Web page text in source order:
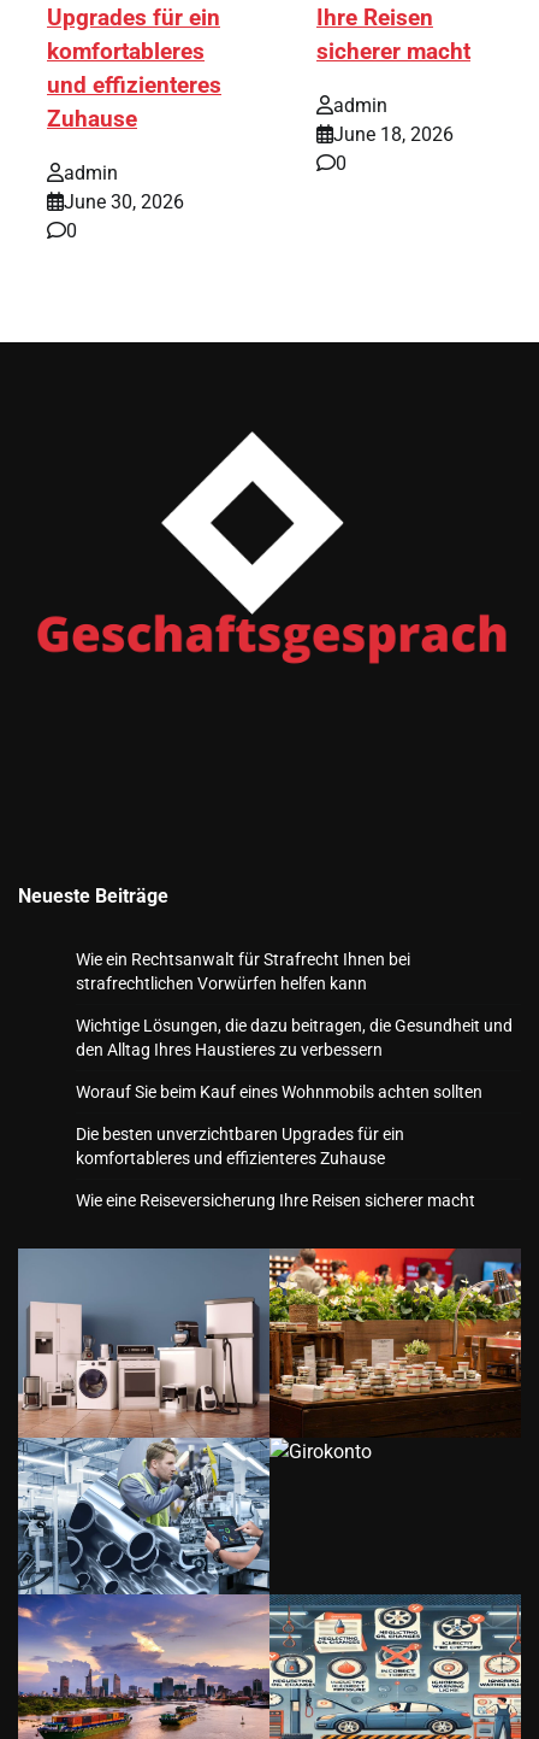
Upgrades für ein
komfortableres
und effizienteres
Zuhause
admin
June 30, 2026
0
Ihre Reisen
sicherer macht
admin
June 18, 2026
0
Neueste Beiträge
Wie ein Rechtsanwalt für Strafrecht Ihnen bei
strafrechtlichen Vorwürfen helfen kann
Wichtige Lösungen, die dazu beitragen, die Gesundheit und
den Alltag Ihres Haustieres zu verbessern
Worauf Sie beim Kauf eines Wohnmobils achten sollten
Die besten unverzichtbaren Upgrades für ein
komfortableres und effizienteres Zuhause
Wie eine Reiseversicherung Ihre Reisen sicherer macht